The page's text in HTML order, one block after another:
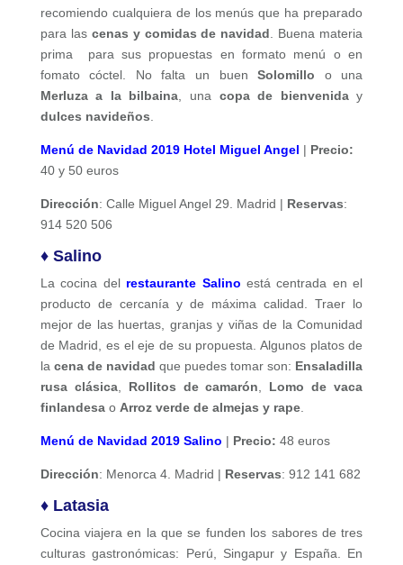
recomiendo cualquiera de los menús que ha preparado
para las cenas y comidas de navidad . Buena materia
prima para sus propuestas en formato menú o en
fomato cóctel. No falta un buenSolomillo o una
Merluza a la bilbaina , una copa de bienveniday
dulces navideños
Menú de Navidad 2019 Hotel Miguel Angel | Precio:
40 y 50 euros
Dirección: Calle Miguel Angel 29. Madrid | Reservas:
914 520 506
♦ Salino
La cocina del restaurante Salino está centrada en el
producto de cercanía y de máxima calidad. Traer lo
mejor de las huertas, granjas y viñas de la Comunidad
de Madrid, es el eje de su propuesta. Algunos platos de
la cena de navidad que puedes tomar son: Ensaladilla
rusa clásica, Rollitos de camarón
Lomo de vaca
finlandesao Arroz verde de almejas y rape.
Menú de Navidad 2019 Salino | Precio: 48 euros
Dirección: Menorca 4. Madrid | Reservas: 912 141 682
♦ Latasia
Cocina viajera en la que se funden los sabores de tres
culturas gastronómicas: Perú, Singapur y España. En